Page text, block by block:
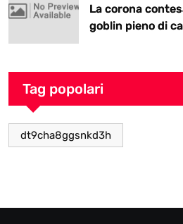
La corona
goblin pieno di
Tag popolari
dt9cha8ggsnkd3h